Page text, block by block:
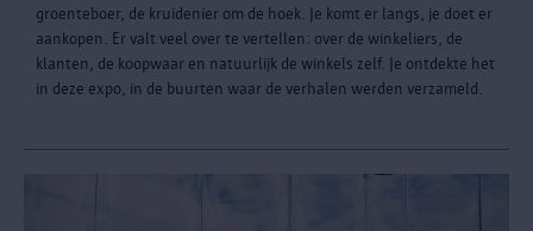
groenteboer, de kruidenier om de hoek. Je komt er langs, je doet er
aankopen. Er valt veel over te vertellen: over de winkeliers, de
klanten, de koopwaar en natuurlijk de winkels zelf. Je ontdekte het
in deze expo, in de buurten waar de verhalen werden verzameld.